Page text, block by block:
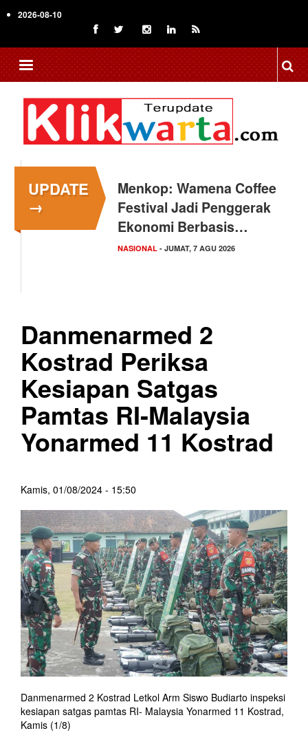
to
content
2026-08-10
UPDATE
→
Menkop: Wamena Coffee
Festival Jadi Penggerak
Ekonomi Berbasis…
NASIONAL - JUMAT, 7 AGU 2026
Danmenarmed 2
Kostrad Periksa
Kesiapan Satgas
Pamtas RI-Malaysia
Yonarmed 11 Kostrad
Kamis, 01/08/2024 - 15:50
Danmenarmed 2 Kostrad Letkol Arm Siswo Budiarto inspeksi
kesiapan satgas pamtas RI- Malaysia Yonarmed 11 Kostrad,
Kamis (1/8)